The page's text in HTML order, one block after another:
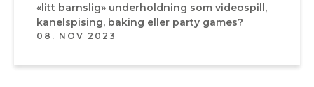
«litt barnslig» underholdning som videospill,
kanelspising, baking eller party games?
08. NOV 2023